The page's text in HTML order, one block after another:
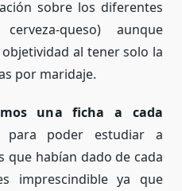
sobre los diferentes
queso) aunque
al tener solo la
por maridaje.
una ficha a cada
poder estudiar a
que habían dado de cada
imprescindible ya que